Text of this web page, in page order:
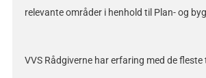
relevante områder i henhold til Plan- og
VVS Rådgiverne har erfaring med de fleste